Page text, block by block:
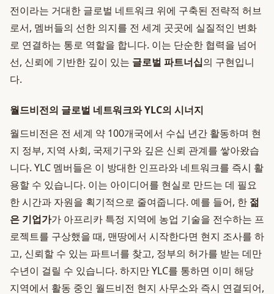
전이라는 거대한 글로벌 네트워크 위에 구축된 전략적 허브
로서, 멤버들의 선한 의지를 전 세계 곳곳에 실질적인 변화
로 연결하는 통로 역할을 합니다. 이는 단순한 협력을 넘어
선, 신뢰에 기반한 깊이 있는 글로벌 파트너십의 구현입니
다.
월드비전의 글로벌 네트워크와 YLC의 시너지
월드비전은 전 세계 약 100개국에서 수십 년간 활동하며 현
지 정부, 지역 사회, 국제기구와 깊은 신뢰 관계를 쌓아왔습
니다. YLC 멤버들은 이 방대한 인프라와 네트워크를 즉시 활
용할 수 있습니다. 이는 아이디어를 현실로 만드는 데 필요
한 시간과 자원을 획기적으로 줄여줍니다. 예를 들어, 한 젊
은 기업가가 아프리카 특정 지역에 농업 기술을 전수하는 프
로젝트를 구상했을 때, 맨땅에서 시작한다면 현지 조사를 하
고, 신뢰할 수 있는 파트너를 찾고, 정부의 허가를 받는 데만
수년이 걸릴 수 있습니다. 하지만 YLC를 통하면 이미 해당
지역에서 활동 중인 월드비전 현지 사무소와 즉시 연결되어,